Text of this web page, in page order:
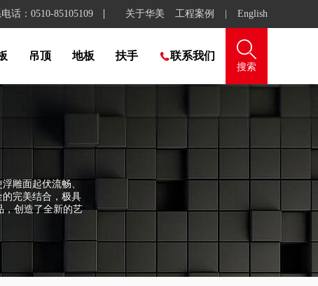
话：0510-85105109 关于华美 工程案例 English
吊顶 地板 扶手 联系我们 
搜索
雕面起伏流畅、
完美结合，极具
，创造了全新的艺